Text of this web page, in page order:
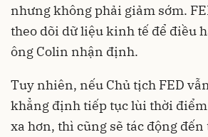
nhưng không phải giảm sớm.
theo dõi dữ liệu kinh tế để điều
ông Colin nhận định.
Tuy nhiên, nếu Chủ tịch FED
khẳng định tiếp tục lùi thời
xa hơn, thì cũng sẽ tác động